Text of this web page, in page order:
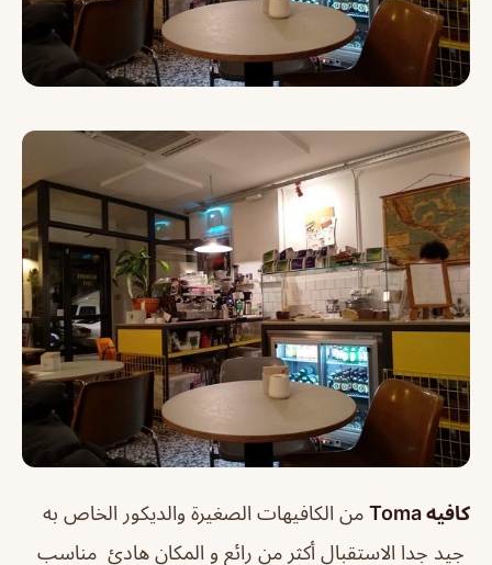
كافيهToma من الكافيهات الصغيرة والديكور الخاص به
جيد جدا الاستقبال أكثر من رائع و المكان هادئ مناسب